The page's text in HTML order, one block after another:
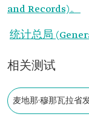
and Records)。
统计总局
相关测试
麦地那·穆那瓦拉省